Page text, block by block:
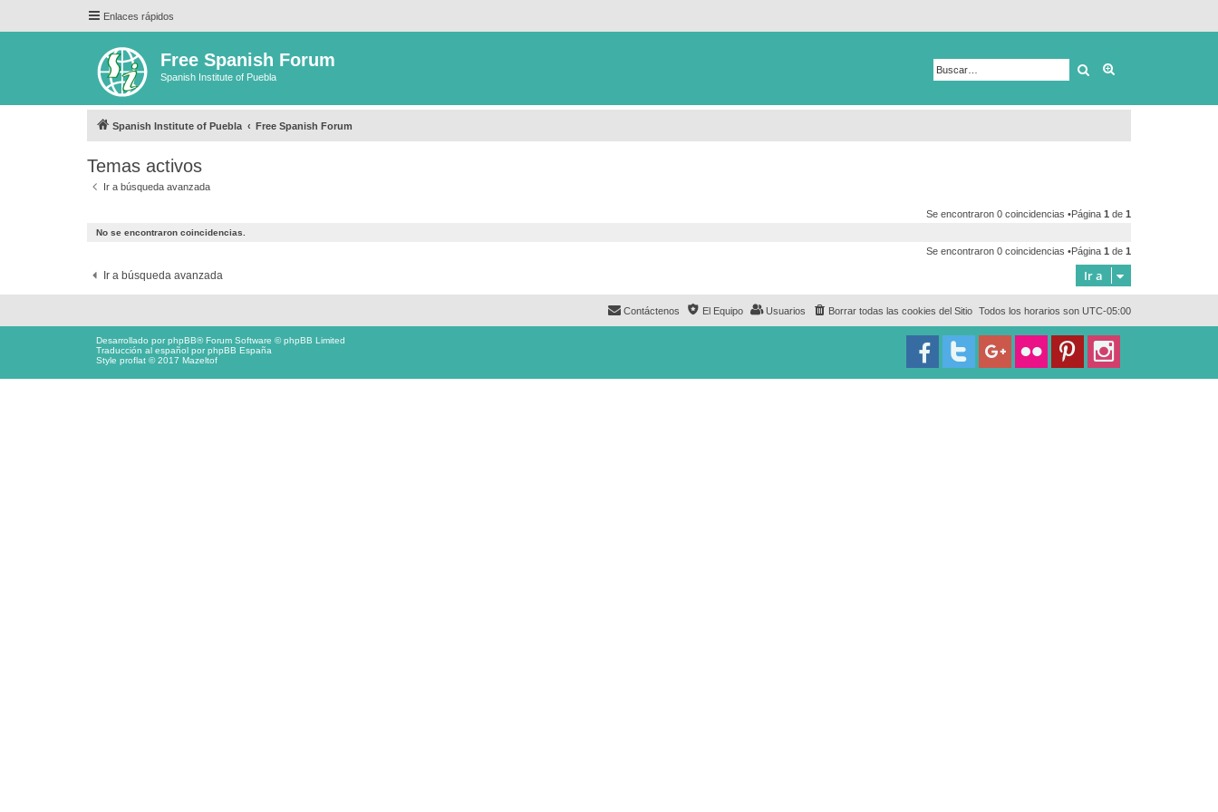
Enlaces rápidos
Free Spanish Forum
Spanish Institute of Puebla Buscar
Spanish Institute of Puebla Free Spanish Forum
Temas activos
Ir a búsqueda avanzada
Se encontraron 0 coincidencias •Página 1 de 1
No se encontraron coincidencias.
Se encontraron 0 coincidencias •Página 1 de 1
Ir a búsqueda avanzada Ir a
Todos los horarios son UTC-05:00
Borrar todas las cookies del Sitio
Usuarios
El Equipo
Contáctenos
Desarrollado porphpBB® Forum Software © phpBB Limited
Traducción al español porphpBB España
Style proflat © 2017 Mazeltof